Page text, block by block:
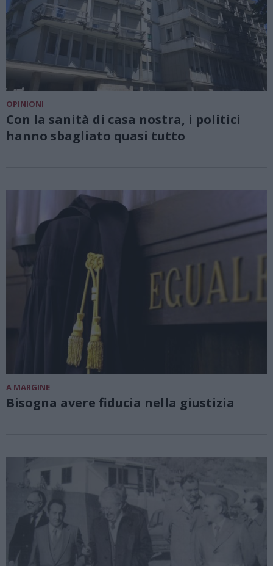
OPINIONI
Con la sanità di casa nostra, i politici
hanno sbagliato quasi tutto
A MARGINE
Bisogna avere fiducia nella giustizia